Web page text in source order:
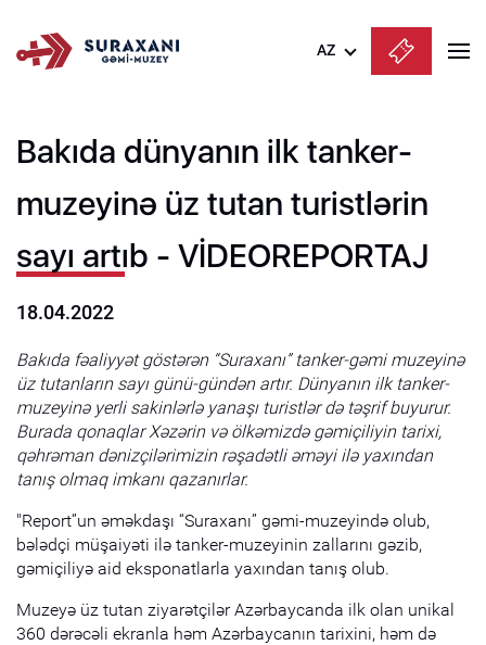
AZ
English
Bakıda dünyanın ilk tanker-
muzeyinə üz tutan turistlərin
sayı artıb - VİDEOREPORTAJ
18.04.2022
Bakıda fəaliyyət göstərən “Suraxanı” tanker-gəmi muzeyinə
üz tutanların sayı günü-gündən artır. Dünyanın ilk tanker-
muzeyinə yerli sakinlərlə yanaşı turistlər də təşrif buyurur.
Burada qonaqlar Xəzərin və ölkəmizdə gəmiçiliyin tarixi,
qəhrəman dənizçilərimizin rəşadətli əməyi ilə yaxından
tanış olmaq imkanı qazanırlar.
"Report”un əməkdaşı “Suraxanı” gəmi-muzeyində olub,
bələdçi müşaiyəti ilə tanker-muzeyinin zallarını gəzib,
gəmiçiliyə aid eksponatlarla yaxından tanış olub.
Muzeyə üz tutan ziyarətçilər Azərbaycanda ilk olan unikal
360 dərəcəli ekranla həm Azərbaycanın tarixini, həm də